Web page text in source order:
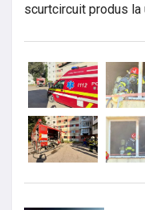
scurtcircuit produs